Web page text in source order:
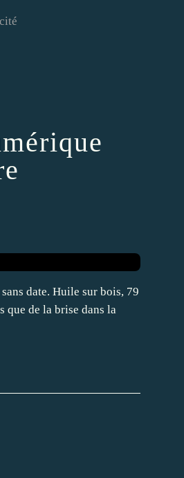
date. Huile sur bois, 79
que de la brise dans la